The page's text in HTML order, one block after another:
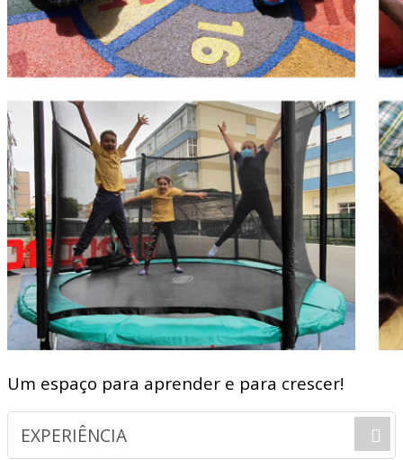
Um espaço para aprender e para crescer!
EXPERIÊNCIA